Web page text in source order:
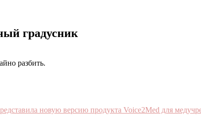
градусник
разбить.
новую версию продукта Voice2Med для